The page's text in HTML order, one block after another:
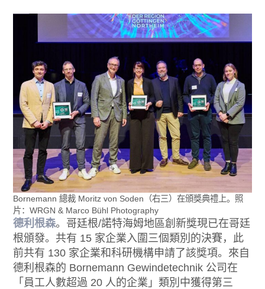
Bornemann 總裁 Moritz von Soden（右三）在頒獎典禮上。照
片：WRGN & Marco Bühl Photography
德利根森。哥廷根/諾特海姆地區創新獎現已在哥廷
根頒發。共有 15 家企業入圍三個類別的決賽，此
前共有 130 家企業和科研機構申請了該獎項。來自
德利根森的 Bornemann Gewindetechnik 公司在
「員工人數超過 20 人的企業」類別中獲得第三